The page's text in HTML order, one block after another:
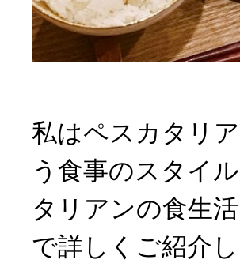
私はペスカタリ
う食事のスタイ
タリアンの食生
で詳しくご紹介